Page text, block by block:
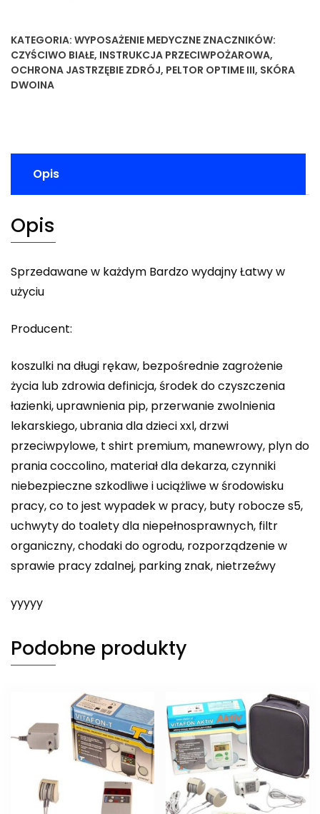
KATEGORIA: WYPOSAŻENIE MEDYCZNE ZNACZNIKÓW:
CZYŚCIWO BIAŁE, INSTRUKCJA PRZECIWPOŻAROWA,
OCHRONA JASTRZĘBIE ZDRÓJ, PELTOR OPTIME III, SKÓRA
DWOINA
Opis
Opis
Sprzedawane w każdym Bardzo wydajny Łatwy w
użyciu
Producent:
koszulki na długi rękaw, bezpośrednie zagrożenie
życia lub zdrowia definicja, środek do czyszczenia
łazienki, uprawnienia pip, przerwanie zwolnienia
lekarskiego, ubrania dla dzieci xxl, drzwi
przeciwpylowe, t shirt premium, manewrowy, plyn do
prania coccolino, materiał dla dekarza, czynniki
niebezpieczne szkodliwe i uciążliwe w środowisku
pracy, co to jest wypadek w pracy, buty robocze s5,
uchwyty do toalety dla niepełnosprawnych, filtr
organiczny, chodaki do ogrodu, rozporządzenie w
sprawie pracy zdalnej, parking znak, nietrzeźwy
yyyyy
Podobne produkty